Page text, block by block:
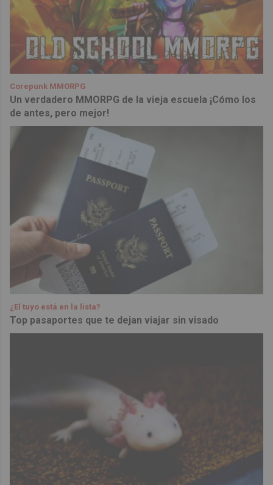
Corepunk MMORPG
Un verdadero MMORPG de la vieja escuela ¡Cómo los
de antes, pero mejor!
¿El tuyo está en la lista?
Top pasaportes que te dejan viajar sin visado